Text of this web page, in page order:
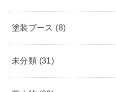
塗装ブース (8)
未分類 (31)